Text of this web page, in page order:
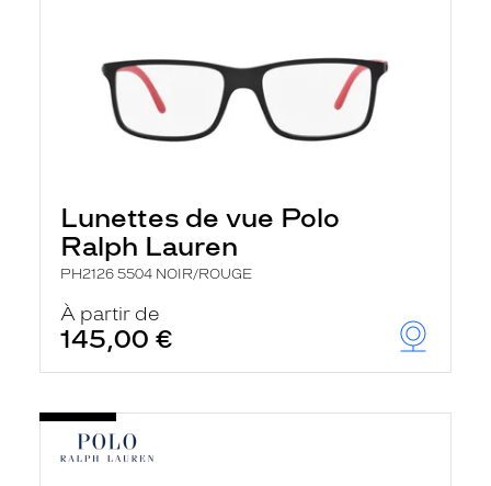
Lunettes de vue Polo
Ralph Lauren
PH2126 5504 NOIR/ROUGE
À partir de
145,00 €